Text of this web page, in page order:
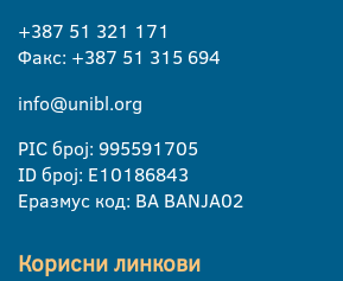
+387 51 321 171
Факс: +387 51 315 694
info@unibl.org
PIC број: 995591705
ID број: E10186843
Еразмус код: BA BANJA02
Корисни линкови